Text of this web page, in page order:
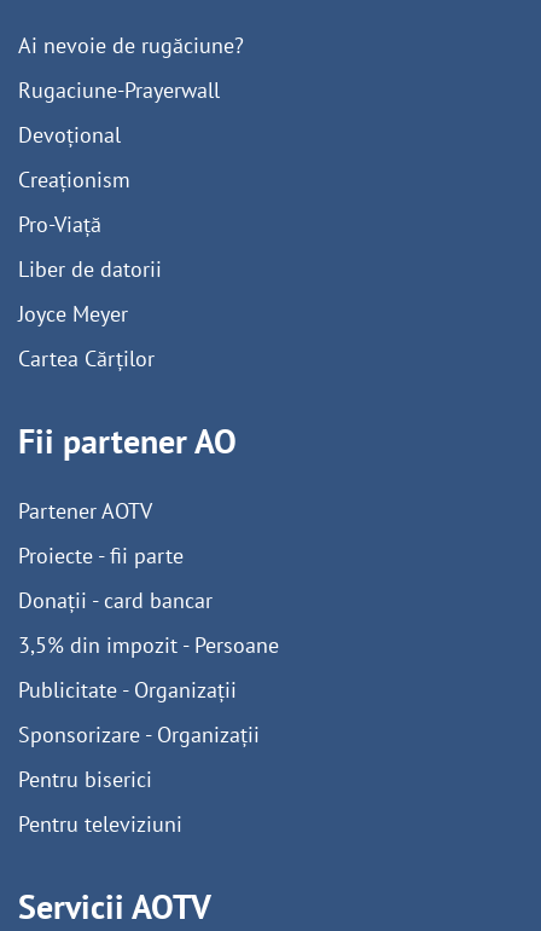
Ai nevoie de rugăciune?
Rugaciune-Prayerwall
Devoțional
Creaționism
Pro-Viață
Liber de datorii
Joyce Meyer
Cartea Cărților
Fii partener AO
Partener AOTV
Proiecte - fii parte
Donații - card bancar
3,5% din impozit - Persoane
Publicitate - Organizații
Sponsorizare - Organizații
Pentru biserici
Pentru televiziuni
Servicii AOTV